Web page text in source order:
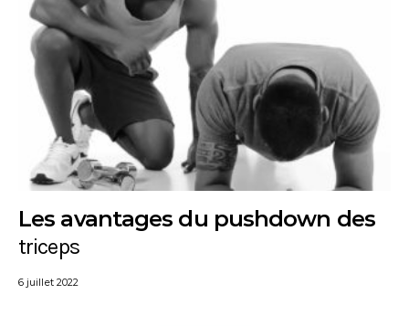
Les avantages du pushdown des
triceps
6 juillet 2022